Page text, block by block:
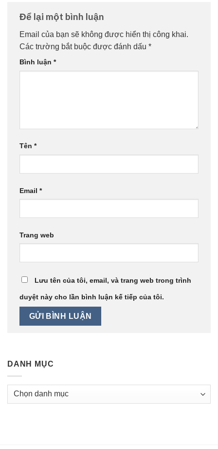
Để lại một bình luận
Email của bạn sẽ không được hiển thị công khai.
Các trường bắt buộc được đánh dấu *
Bình luận *
Tên *
Email *
Trang web
Lưu tên của tôi, email, và trang web trong trình
duyệt này cho lần bình luận kế tiếp của tôi.
DANH MỤC
Danh